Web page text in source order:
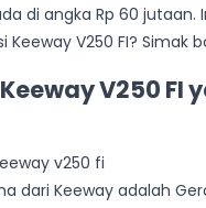
di angka Rp 60 jutaan.
Keeway V250 FI? Simak
V250 FI
dari Keeway adalah